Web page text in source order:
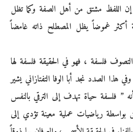
اللفظ مشتق من أهل الصفة وكما تظل
أكثر غموضاً يظل المصطلح ذاته غامضاً
فلسفة ، فهو في الحقيقة فلسفة لها
هذا الصدد نجد أبا الوفا التفتازاني يشير
” فلسفة حياة تهدف إلى الترقي بالنفس
بواسطة رياضيات عملية معينة تؤدي إلى